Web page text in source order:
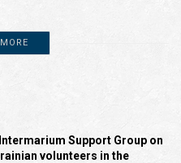
Support Group on
volunteers in the